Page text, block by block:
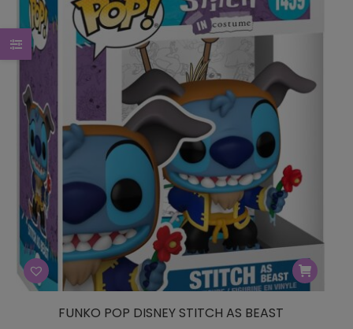
FUNKO POP DISNEY STITCH AS BEAST